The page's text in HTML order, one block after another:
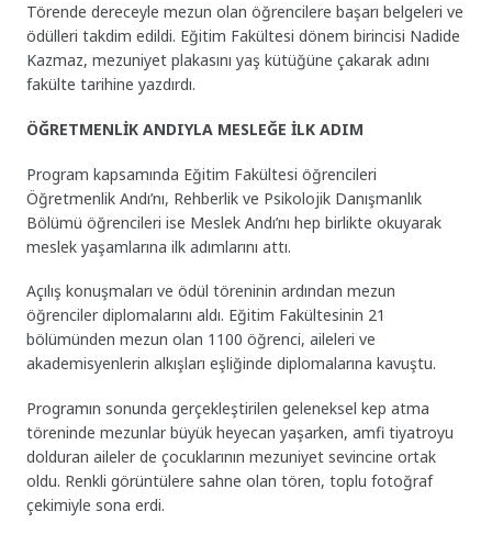
Törende dereceyle mezun olan öğrencilere başarı belgeleri ve
ödülleri takdim edildi. Eğitim Fakültesi dönem birincisi Nadide
Kazmaz, mezuniyet plakasını yaş kütüğüne çakarak adını
fakülte tarihine yazdırdı.
ÖĞRETMENLİK ANDIYLA MESLEĞE İLK ADIM
Program kapsamında Eğitim Fakültesi öğrencileri
Öğretmenlik Andı’nı, Rehberlik ve Psikolojik Danışmanlık
Bölümü öğrencileri ise Meslek Andı’nı hep birlikte okuyarak
meslek yaşamlarına ilk adımlarını attı.
Açılış konuşmaları ve ödül töreninin ardından mezun
öğrenciler diplomalarını aldı. Eğitim Fakültesinin 21
bölümünden mezun olan 1100 öğrenci, aileleri ve
akademisyenlerin alkışları eşliğinde diplomalarına kavuştu.
Programın sonunda gerçekleştirilen geleneksel kep atma
töreninde mezunlar büyük heyecan yaşarken, amfi tiyatroyu
dolduran aileler de çocuklarının mezuniyet sevincine ortak
oldu. Renkli görüntülere sahne olan tören, toplu fotoğraf
çekimiyle sona erdi.